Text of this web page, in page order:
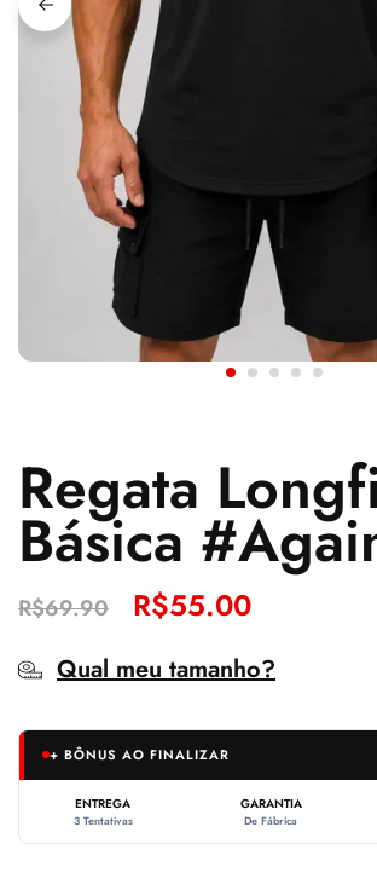
Regata
Básica
R$69.90 R$55.00
Qual meu tamanho?
+ BÔNUS AO FINALIZAR
ENTREGA
3 Tentativas
GARANTIA
De Fábrica